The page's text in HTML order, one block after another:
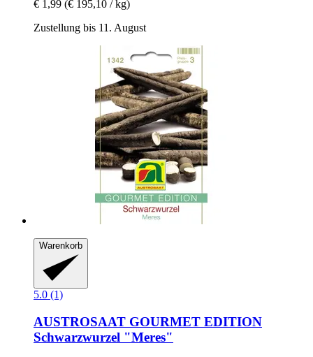
€ 1,99 (€ 195,10 / kg)
Zustellung bis 11. August
Warenkorb
5.0 (1)
AUSTROSAAT GOURMET EDITION
Schwarzwurzel "Meres"